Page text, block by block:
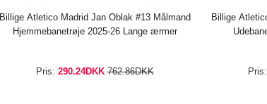
Billige Atletico Madrid Jan Oblak #13 Målmand
Hjemmebanetrøje 2025-26 Lange ærmer
Pris: 290.24DKK 762.86DKK
Billige
Pris: